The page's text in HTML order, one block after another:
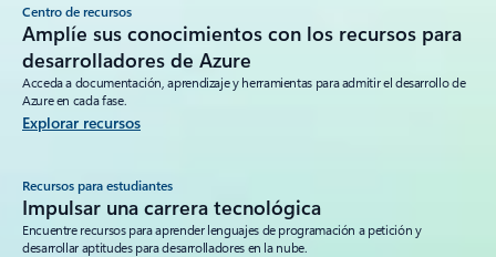
Centro de recursos
Amplíe sus conocimientos con los recursos para
desarrolladores de Azure
Acceda a documentación, aprendizaje y herramientas para admitir el desarrollo de
Azure en cada fase.
Explorar recursos
Recursos para estudiantes
Impulsar una carrera tecnológica
Encuentre recursos para aprender lenguajes de programación a petición y
desarrollar aptitudes para desarrolladores en la nube.